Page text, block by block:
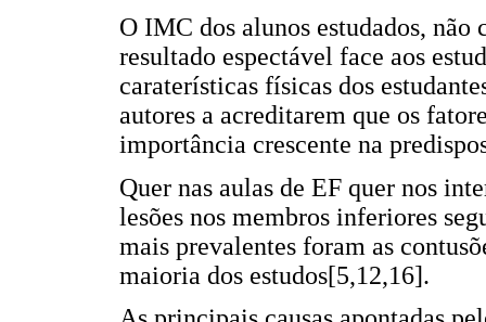
O IMC dos alunos estudados,
resultado espectável face aos
caraterísticas físicas dos
autores a acreditarem que os
importância crescente na
Quer nas aulas de EF quer nos
lesões nos membros inferiores
mais prevalentes foram as
maioria dos estudos[5,12,16].